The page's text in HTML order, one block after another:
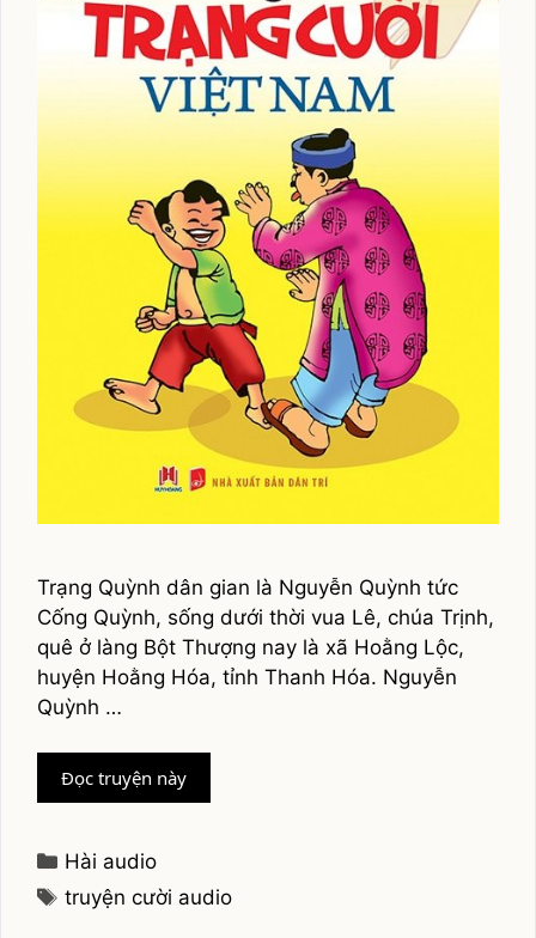
Trạng Quỳnh dân gian là Nguyễn Quỳnh tức
Cống Quỳnh, sống dưới thời vua Lê, chúa Trịnh,
quê ở làng Bột Thượng nay là xã Hoằng Lộc,
huyện Hoằng Hóa, tỉnh Thanh Hóa. Nguyễn
Quỳnh …
Đọc truyện nàyTruyện
cười
–
Categories
Hài audio
Tags
truyện cười audio